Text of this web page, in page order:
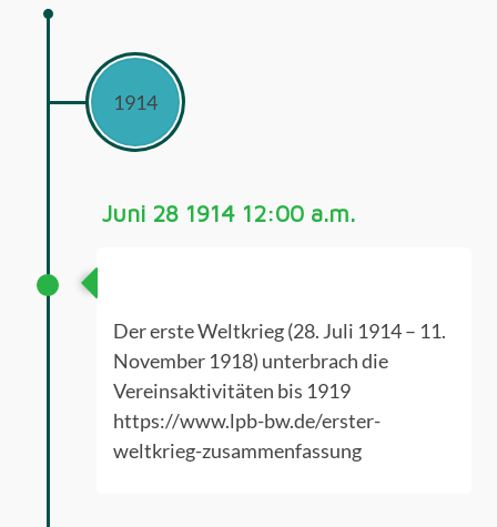
1914
Juni 28 1914 12:00 a.m.
Der erste Weltkrieg (28. Juli 1914 – 11.
November 1918) unterbrach die
Vereinsaktivitäten bis 1919
https://www.lpb-bw.de/erster-
weltkrieg-zusammenfassung